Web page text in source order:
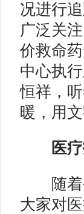
况进行
广泛关
价救命
中心执
恒祥，
暖，用
医疗报
随着公
大家对